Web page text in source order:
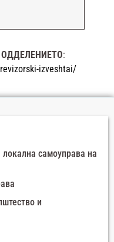
:
izveshtai/
самоуправа на
и